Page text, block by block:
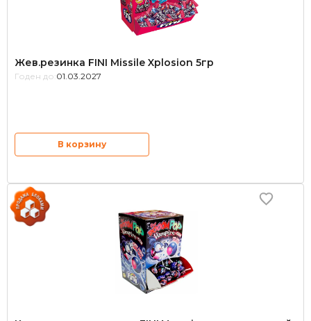
Жев.резинка FINI Missile Xplosion 5гр
Годен до: 01.03.2027
В корзину